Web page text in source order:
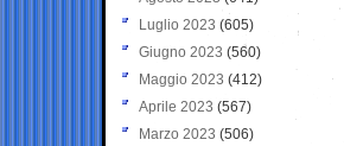
Luglio 2023 (605)
Giugno 2023 (560)
Maggio 2023 (412)
Aprile 2023 (567)
Marzo 2023 (506)